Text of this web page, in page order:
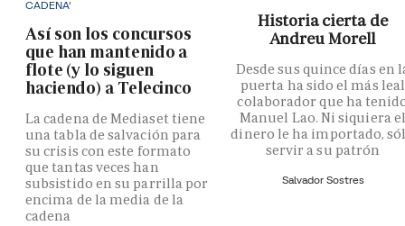
CADENA'
Así son los concursos
que han mantenido a
flote (y lo siguen
haciendo) a Telecinco
La cadena de Mediaset tiene
una tabla de salvación para
su crisis con este formato
que tantas veces han
subsistido en su parrilla por
encima de la media de la
cadena
Historia cierta de
Andreu Morell
Desde sus quince días en
puerta ha sido el más leal
colaborador que ha
Manuel Lao. Ni siquiera
dinero le ha importado,
servir a su patrón
Salvador Sostres